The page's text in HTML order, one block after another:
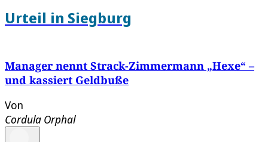
Urteil in Siegburg
Manager nennt Strack-Zimmermann „Hexe“ –
und kassiert Geldbuße
Von
Cordula Orphal